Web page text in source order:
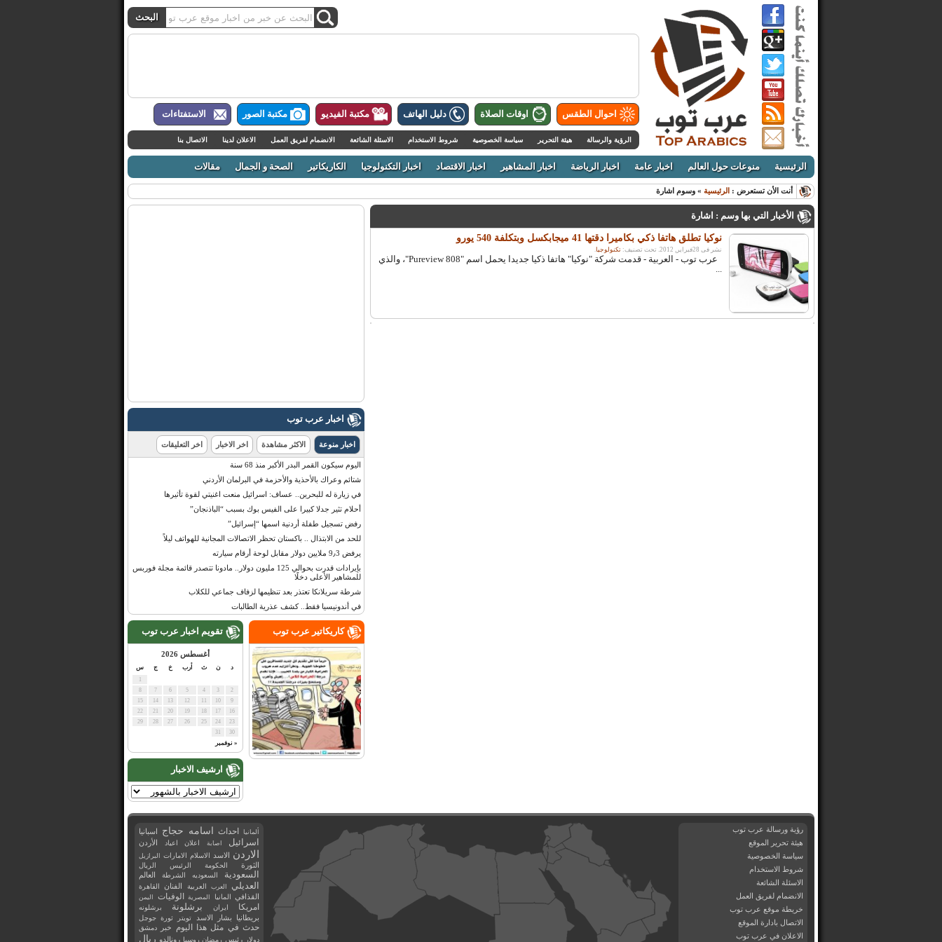
احوال الطقس اوقات الصلاة دليل الهاتف مكتبة الفيديو مكتبة الصور الاستفتاءات
الرؤية والرسالة هيئة التحرير سياسة الخصوصية شروط الاستخدام الاسئلة الشائعة الانضمام لفريق العمل الاعلان لدينا الاتصال بنا
الرئيسية منوعات حول العالم اخبار عامة اخبار الرياضة اخبار المشاهير اخبار الاقتصاد اخبار التكنولوجيا الكاريكاتير الصحة و الجمال مقالات
أنت الأن تستعرض : الرئيسية » وسوم اشارة
الأخبار التي بها وسم : اشارة
نوكيا تطلق هاتفا ذكي بكاميرا دقتها 41 ميجابكسل وبتكلفة 540 يورو
نشر فى 28فبراير, 2012. تحت تصنيف: تكنولوجيا.
عرب توب - العربية - قدمت شركة "نوكيا" هاتفا ذكيا جديدا يحمل اسم "808 Pureview"، والذي
...
اخبار عرب توب
اخبار منوعة الاكثر مشاهدة اخر الاخبار اخر التعليقات
اليوم سيكون القمر البدر الأكبر منذ 68 سنة
شتائم وعراك بالأحذية والأحزمة في البرلمان الأردني
في زيارة له للبحرين.. عساف: اسرائيل منعت اغنيتي لقوة تأثيرها
أحلام تثير جدلا كبيرا على الفيس بوك بسبب “الباذنجان”
رفض تسجيل طفلة أردنية اسمها “إسرائيل”
للحد من الابتذال .. باكستان تحظر الاتصالات المجانية للهواتف ليلاً
يرفض 9٫3 ملايين دولار مقابل لوحة أرقام سيارته
بإيرادات قدرت بحوالي 125 مليون دولار.. مادونا تتصدر قائمة مجلة فوربس
للمشاهير الأعلى دخلًا
شرطة سريلانكا تعتذر بعد تنظيمها لزفاف جماعي للكلاب
في أندونيسيا فقط.. كشف عذرية الطالبات
تقويم اخبار عرب توب
أغسطس 2026
د ن ث أرب خ ج س
« نوفمبر
2
3
4
5
6
7
8
9
10
12
13
14
15
16
17
18
19
20
21
22
23
24
25
26
27
28
29
30
31
ارشيف الاخبار
كاريكاتير عرب توب
رؤية ورسالة عرب توب
هيئة تحرير الموقع
سياسة الخصوصية
شروط الاستخدام
الاسئلة الشائعة
الانضمام لفريق العمل
خريطة موقع عرب توب
الاتصال بادارة الموقع
الاعلان في عرب توب
ألمانيا احداث اسامه حجاج اسبانيا
اسرائيل اصابة اعلان اعياد الأردن
الاردن الاسد الاسلام الامارات البرازيل
الثورة الحكومة الرئيس الريال
السعودية السعوديه الشرطة العالم
العديلي العرب العربية الفنان القاهرة
القذافي المانيا المصرية الوفيات اليمن
امريكا ايران برشلونة برشلونه
بريطانيا بشار الاسد تويتر ثورة جوجل
حدث في مثل هذا اليوم خبر
دمشق
دولار
رئيس رمضان روسيا رونالدو ريال